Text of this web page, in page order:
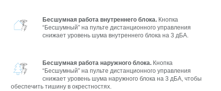
Бесшумная работа внутреннего блока. Кнопка
“Бесшумный” на пульте дистанционного управления
снижает уровень шума внутреннего блока на 3 дБA.
Бесшумная работа наружного блока. Кнопка
“Бесшумный” на пульте дистанционного управления
снижает уровень шума наружного блока на 3 дБA, чтобы
обеспечить тишину в окрестностях.